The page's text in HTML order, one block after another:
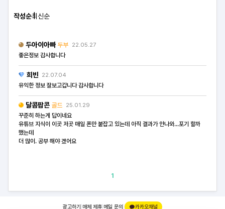
작성순최신순
두아이아빠 두부 22.05.27
좋은정보 감사합니다
희빈 22.07.04
유익한 정보 잘보고갑니다 감사합니다
달콤팝콘 골드 25.01.29
꾸준히 하는게 답이네요
유튜브 지식이 이곳 저곳 매일 폰만 붙잡고 있는데 아직 결과가 안나와...포기 할까
했는데
더 많이. 공부 해야 겠어요
1
광고하기 매체 제휴 메일 문의 | 카카오채널